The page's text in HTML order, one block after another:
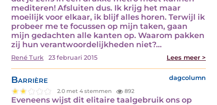
mediteren! Afsluiten dus. Ik krijg het maar
moeilijk voor elkaar, ik blijf alles horen. Terwijl ik
probeer me te focussen op mijn taken, gaan
mijn gedachten alle kanten op. Waarom pakken
zij hun verantwoordelijkheden niet?…
René Turk 23 februari 2015 Lees meer >
Barrière dagcolumn
2.0 met 4 stemmen 892
Eveneens wijst dit elitaire taalgebruik ons op